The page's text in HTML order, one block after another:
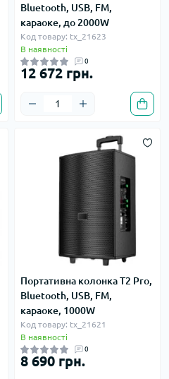
Bluetooth, USB, FM,
караоке, до 2000W
Код товару: tx_21623
В наявності
0
12 672 грн.
Портативна колонка T2 Pro,
Bluetooth, USB, FM,
караоке, 1000W
Код товару: tx_21621
В наявності
0
8 690 грн.